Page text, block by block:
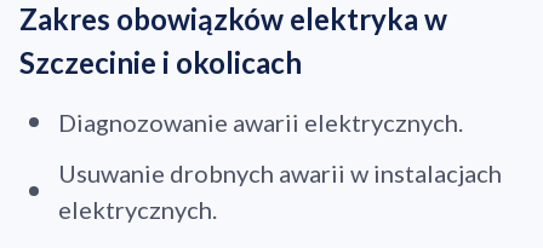
Zakres obowiązków elektryka w
Szczecinie i okolicach
Diagnozowanie awarii elektrycznych.
Usuwanie drobnych awarii w instalacjach
elektrycznych.